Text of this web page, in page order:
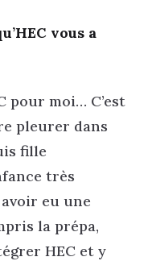
vous a
pour moi… C’est
pleurer dans
fille
très
eu une
la prépa,
HEC et y